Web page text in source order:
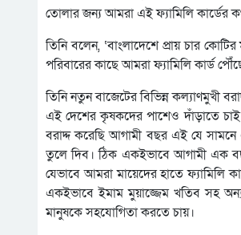
তোলার জন্য আমরা এই ফ্যামিলি কার্ডের
তিনি বলেন, ‘বাংলাদেশে প্রায় চার
পরিবারের কাছে আমরা ফ্যামিলি কার্ড
তিনি নতুন বাজেটের বিভিন্ন কল্যাণমুখী
এই দেশের কৃষকদের পাশেও দাঁড়াতে
বরাদ্দ করেছি আগামী বছর এই যে
তুলে দিব। ঠিক একইভাবে আগামী এক
যেভাবে আমরা মায়েদের হাতে ফ্যামিলি
একইভাবে ইমাম মুয়াজ্জেম খতিব সহ
মানুষকে সহযোগিতা করতে চায়।